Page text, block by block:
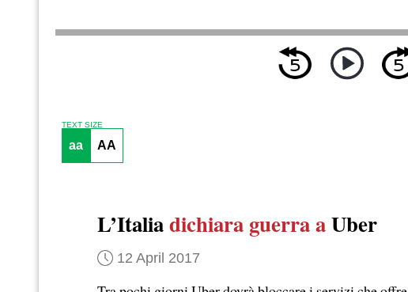
TEXT SIZE
aa AA
L’Italiadichiara guerra aUber
12 April 2017